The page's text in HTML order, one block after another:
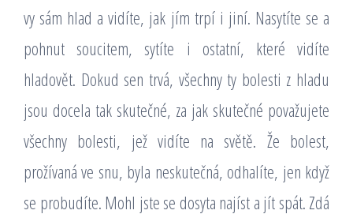
vy sám hlad a vidíte, jak jím trpí i jiní. Nasytíte se a
pohnut soucitem, sytíte i ostatní, které vidíte
hladovět. Dokud sen trvá, všechny ty bolesti z hladu
jsou docela tak skutečné, za jak skutečné považujete
všechny bolesti, jež vidíte na světě. Že bolest,
prožívaná ve snu, byla neskutečná, odhalíte, jen když
se probudíte. Mohl jste se dosyta najíst a jít spát. Zdá